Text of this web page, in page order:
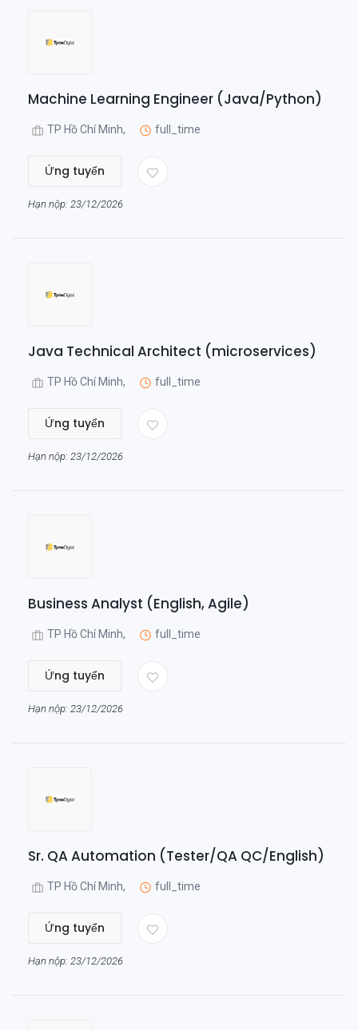
Machine Learning Engineer (Java/Python)
TP Hồ Chí Minh, full_time
Ứng tuyển
Hạn nộp: 23/12/2026
Java Technical Architect (microservices)
TP Hồ Chí Minh, full_time
Ứng tuyển
Hạn nộp: 23/12/2026
Business Analyst (English, Agile)
TP Hồ Chí Minh, full_time
Ứng tuyển
Hạn nộp: 23/12/2026
Sr. QA Automation (Tester/QA QC/English)
TP Hồ Chí Minh, full_time
Ứng tuyển
Hạn nộp: 23/12/2026